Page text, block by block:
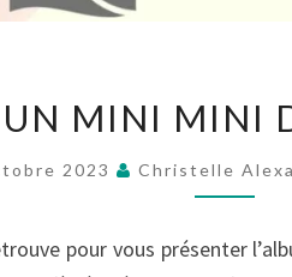
MINI
MINI
DE
UN MINI MINI
2023 Christelle
pour vous présenter